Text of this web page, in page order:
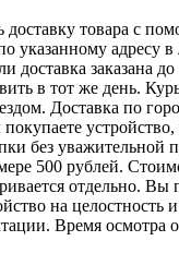
доставку товара с
указанному адресу
доставка заказана
в тот же день.
Доставка по
без уважительной
500 рублей.
отдельно. Вы
на целостность
Время осмотра